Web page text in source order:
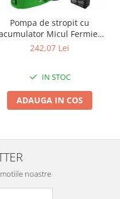
Pompa de stropit cu
Micul Fermier
18 L, 12 V, 2.3 MPA, Complet
242,07 Lei
IN STOC
ADAUGA IN COS
noastre